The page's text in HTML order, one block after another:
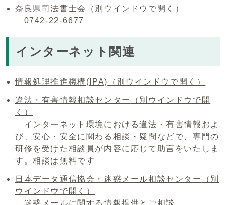
奈良県司法書士会
（別ウインドウで開く）
0742-22-6677
インターネット関連
情報処理推進機構(IPA) （別ウインドウで開く）
違法・有害情報相談センター
（別ウインドウで開
く）
インターネット環境における違法・有害情報およ
び、安心・安全に関わる相談・疑問などで、専門の
研修を受けた相談員が内容に応じて助言をいたしま
す。相談は無料です
日本データ通信協会・迷惑メール相談センター
（別
ウインドウで開く）
迷惑メールに関する情報提供とご相談